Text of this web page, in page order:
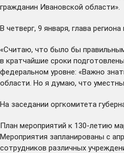
гражданин Ивановской области».
В четверг, 9 января, глава
«Считаю, что было бы
в кратчайшие сроки
федеральном уровне: «Важно
области. Но я думаю, что
На заседании оргкомитета
План мероприятий к 130-летию
Мероприятия запланированы с
сотрудников различных